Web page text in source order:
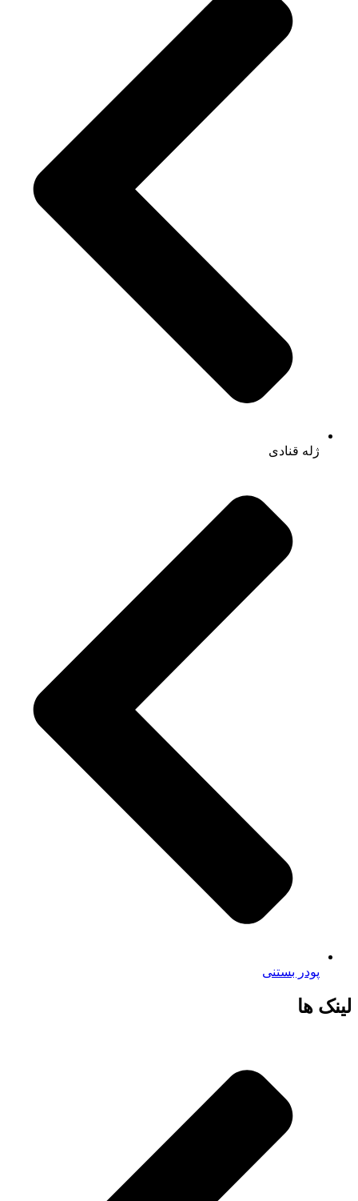
ژله قنادی
پودر بستنی
لینک ها